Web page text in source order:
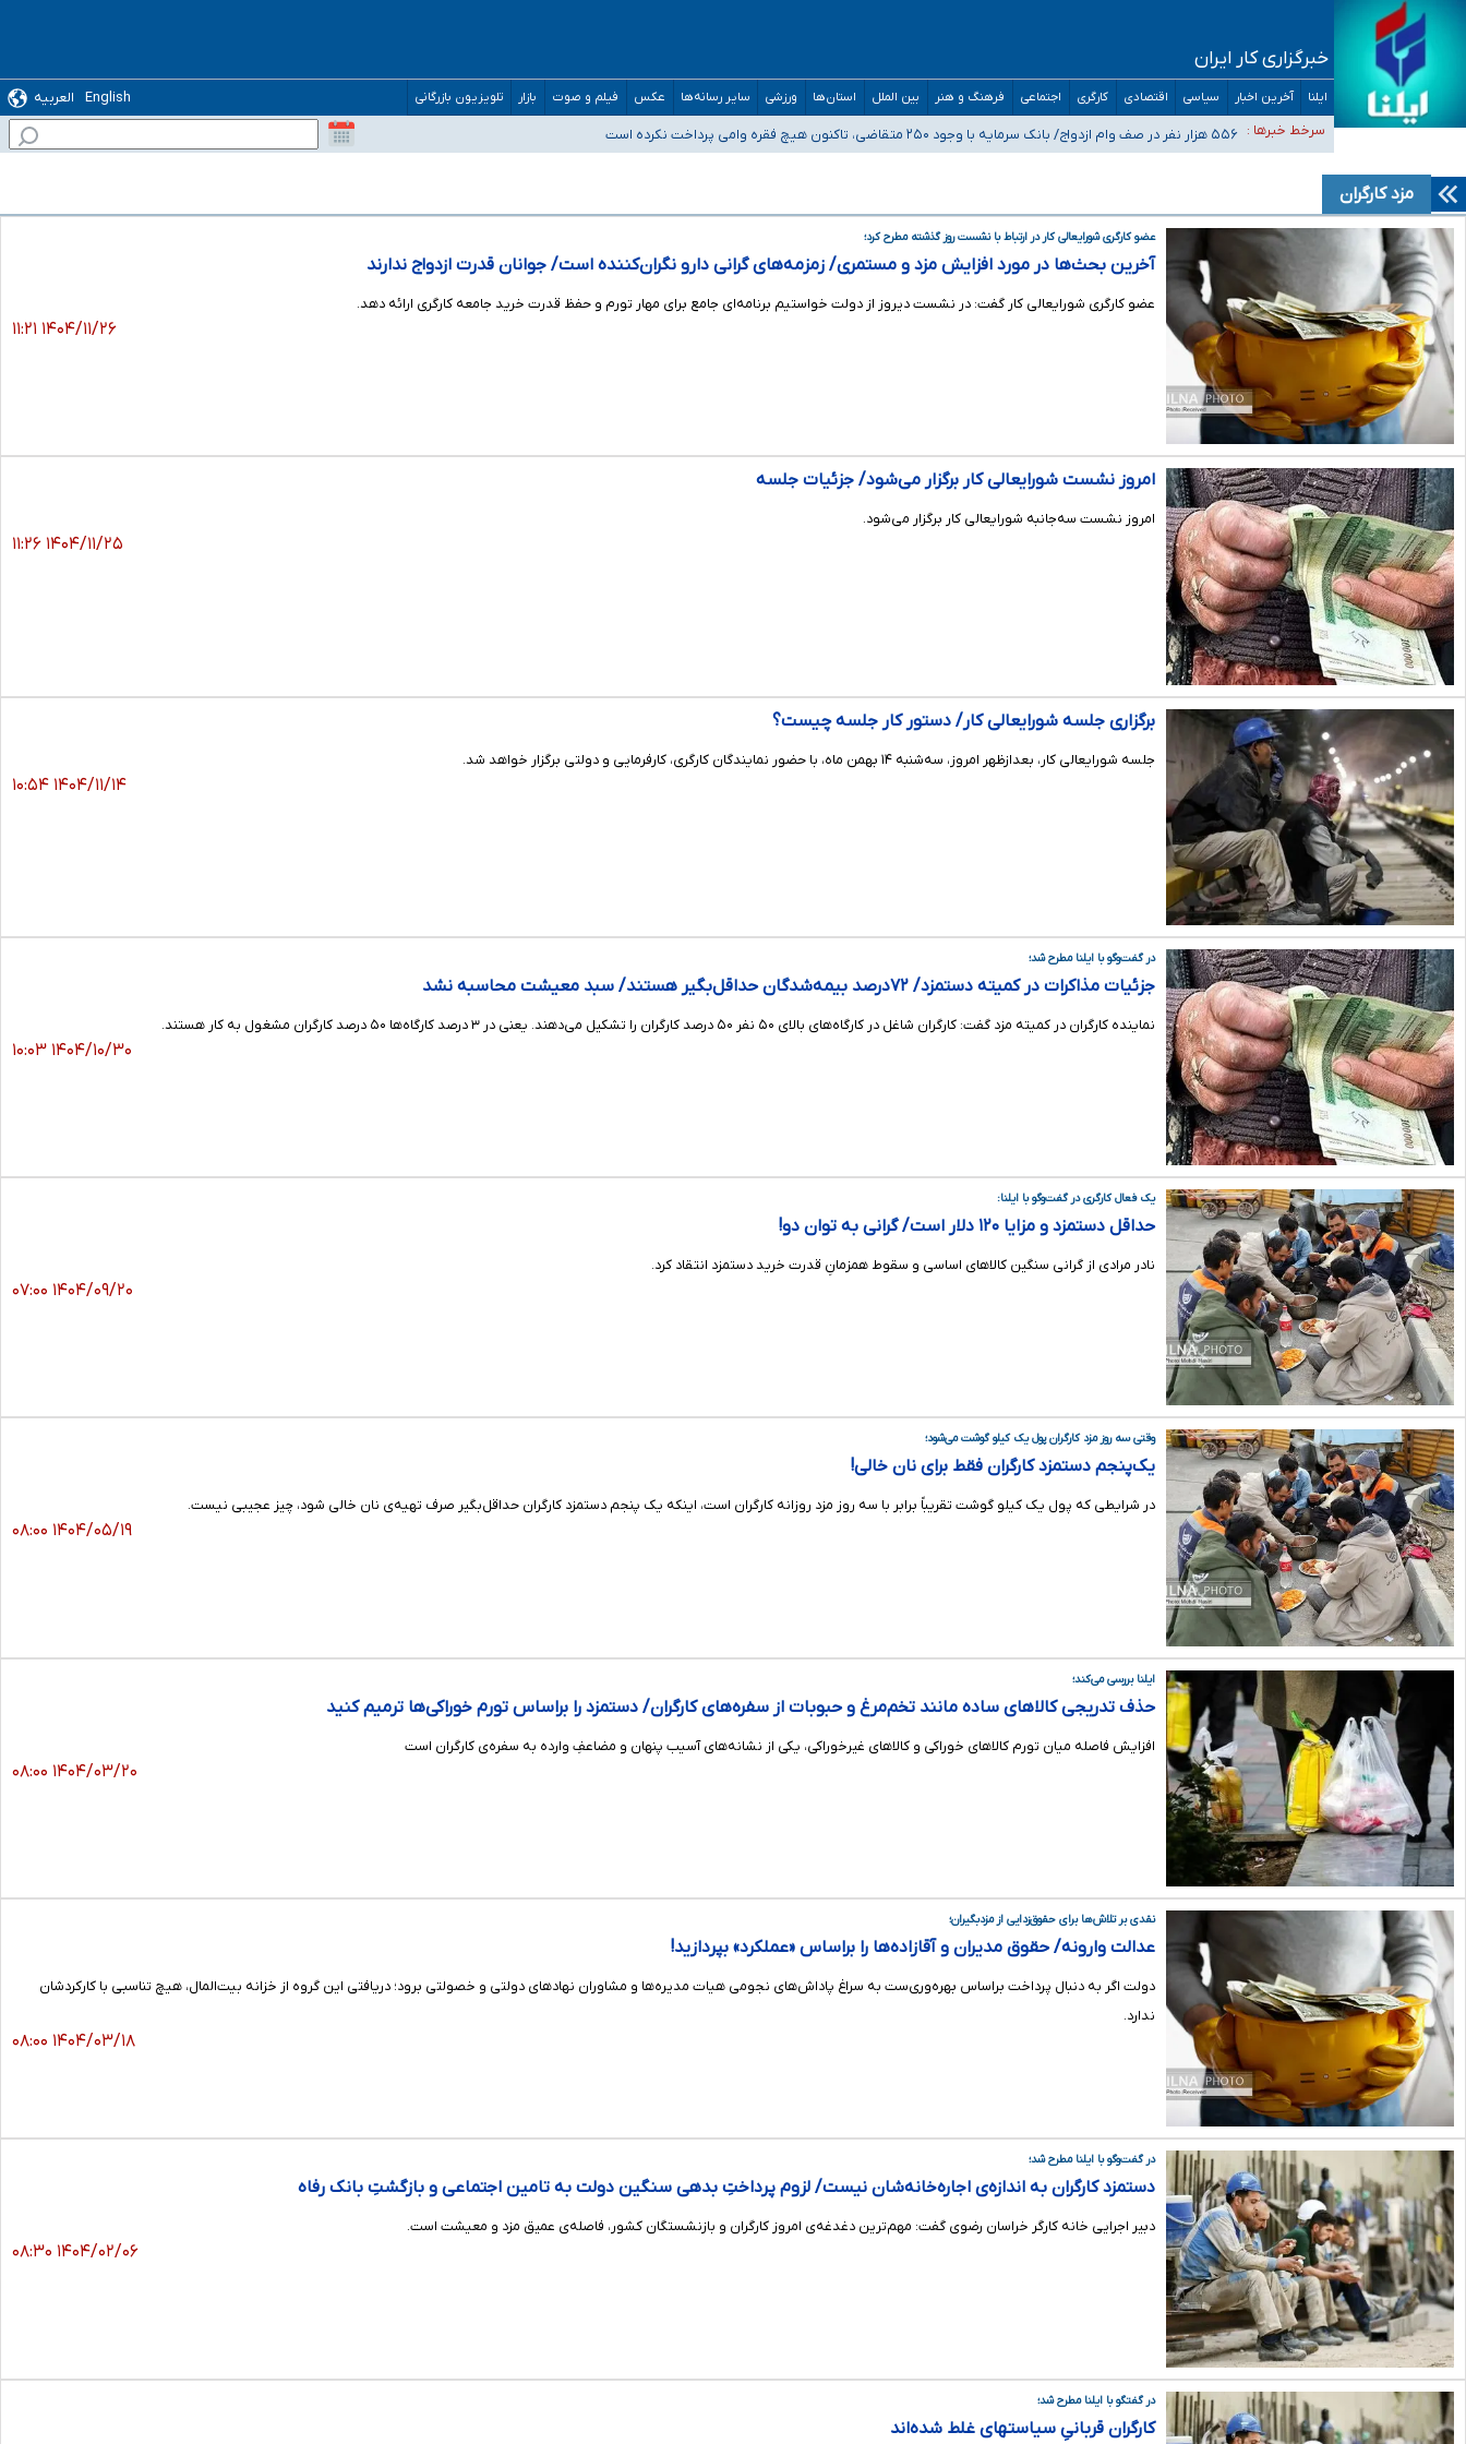
خبرگزاری کار ایران
ایلنا آخرین اخبار سیاسی اقتصادی کارگری اجتماعی فرهنگ و هنر بین الملل استان‌ها ورزشی سایر رسانه‌ها عکس فیلم و صوت بازار تلویزیون بازرگانی English
العربیه
سرخط خبرها :
ثبت‌نام بخش عمده دانش‌آموزان مدارس ایرانی امارات در کشور/ درباره محصلان باقی‌مانده در دبی متناسب با شرایط جدید تصمیم‌گیری می‌شود
هشدار درباره مصرف و دسترسی آسان به ماده مخدر ناس
بازگشت اساتید دانشگاه فرهنگیان به کجا رسید؟
۵۵۶ هزار نفر در صف وام ازدواج/ بانک سرمایه با وجود ۲۵۰ متقاضی، تاکنون هیچ فقره وامی پرداخت نکرده است
کسانی که خواهان ادامه جنگ هستند، برنامه خود را برای اداره کشور ارائه کنند
مزد کارگران
عضو کارگری شورایعالی کار در ارتباط با نشست روز گذشته مطرح کرد؛
آخرین بحث‌ها در مورد افزایش مزد و مستمری/ زمزمه‌های گرانی دارو نگران‌کننده است/ جوانان قدرت ازدواج ندارند
عضو کارگری شورایعالی کار گفت: در نشست دیروز از دولت خواستیم برنامه‌ای جامع برای مهار تورم و حفظ قدرت خرید جامعه کارگری ارائه دهد.
۱۴۰۴/۱۱/۲۶ ۱۱:۲۱
امروز نشست شورایعالی کار برگزار می‌شود/ جزئیات جلسه
امروز نشست سه‌جانبه شورایعالی کار برگزار می‌شود.
۱۴۰۴/۱۱/۲۵ ۱۱:۲۶
برگزاری جلسه شورایعالی کار/ دستور کار جلسه چیست؟
جلسه شورایعالی کار، بعدازظهر امروز، سه‌‎شنبه ۱۴ بهمن ماه، با حضور نمایندگان کارگری، کارفرمایی و دولتی برگزار خواهد شد.
۱۴۰۴/۱۱/۱۴ ۱۰:۵۴
در گفت‌وگو با ایلنا مطرح شد؛
جزئیات مذاکرات در کمیته دستمزد/ ۷۲درصد بیمه‌شدگان حداقل‌بگیر هستند/ سبد معیشت محاسبه نشد
نماینده کارگران در کمیته مزد گفت: کارگران شاغل در کارگاه‌های بالای ۵۰ نفر ۵۰ درصد کارگران را تشکیل می‌دهند. یعنی در ۳ درصد کارگاه‌ها ۵۰ درصد کارگران مشغول به کار هستند.
۱۴۰۴/۱۰/۳۰ ۱۰:۰۳
یک فعال کارگری در گفت‌وگو با ایلنا:
حداقل دستمزد و مزایا ۱۲۰ دلار است/ گرانی به توان دو!
نادر مرادی از گرانی سنگین کالاهای اساسی و سقوط همزمانِ قدرت خرید دستمزد انتقاد کرد.
۱۴۰۴/۰۹/۲۰ ۰۷:۰۰
وقتی سه روز مزد کارگران پول یک کیلو گوشت می‌شود؛
یک‌پنجم دستمزد کارگران فقط برای نان خالی!
در شرایطی که پول یک کیلو گوشت تقریباً برابر با سه روز مزد روزانه کارگران است، اینکه یک پنجم دستمزد کارگران حداقل‌بگیر صرف تهیه‌ی نان خالی شود، چیز عجیبی نیست.
۱۴۰۴/۰۵/۱۹ ۰۸:۰۰
ایلنا بررسی می‌کند؛
حذف تدریجی کالاهای ساده مانند تخم‌مرغ و حبوبات از سفره‌های کارگران/ دستمزد را براساس تورم خوراکی‌ها ترمیم کنید
افزایش فاصله میان تورم کالاهای خوراکی و کالاهای غیرخوراکی، یکی از نشانه‌های آسیب پنهان و مضاعفِ وارده به سفره‌ی کارگران است
۱۴۰۴/۰۳/۲۰ ۰۸:۰۰
نقدی بر تلاش‌ها برای حقوق‌زدایی از مزدبگیران؛
عدالت وارونه/ حقوق مدیران و آقازاده‌ها را براساس «عملکرد» بپردازید!
دولت اگر به دنبال پرداخت براساس بهره‌وری‌ست به سراغ پاداش‌های نجومی هیات مدیره‌ها و مشاوران نهادهای دولتی و خصولتی برود؛ دریافتی این گروه از خزانه بیت‌المال، هیچ تناسبی با کارکردشان
ندارد.
۱۴۰۴/۰۳/۱۸ ۰۸:۰۰
در گفت‌وگو با ایلنا مطرح شد؛
دستمزد کارگران به اندازه‌ی اجاره‌خانه‌شان نیست/ لزوم پرداختِ بدهی سنگین دولت به تامین اجتماعی و بازگشتِ بانک رفاه
دبیر اجرایی خانه کارگر خراسان رضوی گفت: مهم‌ترین دغدغه‌ی امروز کارگران و بازنشستگان کشور، فاصله‌ی عمیق مزد و معیشت است.
۱۴۰۴/۰۲/۰۶ ۰۸:۳۰
در گفتگو با ایلنا مطرح شد؛
کارگران قربانیِ سیاستهای غلط شده‌‎اند